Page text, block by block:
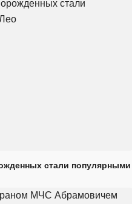
стали популярными